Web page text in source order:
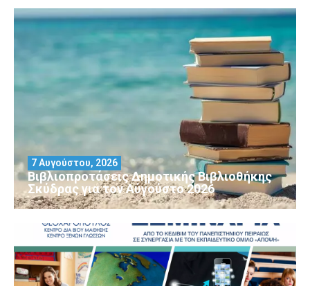
Βιβλιοπροτάσεις Δημοτικής Βιβλιοθήκης
Σκύδρας για τον Αύγούστο 2026
7 Αυγούστου, 2026